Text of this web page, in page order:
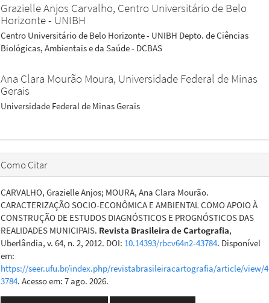
Grazielle Anjos Carvalho, Centro Universitário de Belo
Horizonte - UNIBH
Centro Universitário de Belo Horizonte - UNIBH Depto. de Ciências
Biológicas, Ambientais e da Saúde - DCBAS
Ana Clara Mourão Moura, Universidade Federal de Minas
Gerais
Universidade Federal de Minas Gerais
Como Citar
CARVALHO, Grazielle Anjos; MOURA, Ana Clara Mourão.
CARACTERIZAÇÃO SOCIO-ECONÔMICA E AMBIENTAL COMO APOIO À
CONSTRUÇÃO DE ESTUDOS DIAGNÓSTICOS E PROGNÓSTICOS DAS
REALIDADES MUNICIPAIS. Revista Brasileira de Cartografia,
Uberlândia, v. 64, n. 2, 2012. DOI: 10.14393/rbcv64n2-43784. Disponível
em:
https://seer.ufu.br/index.php/revistabrasileiracartografia/article/view/4
3784. Acesso em: 7 ago. 2026.